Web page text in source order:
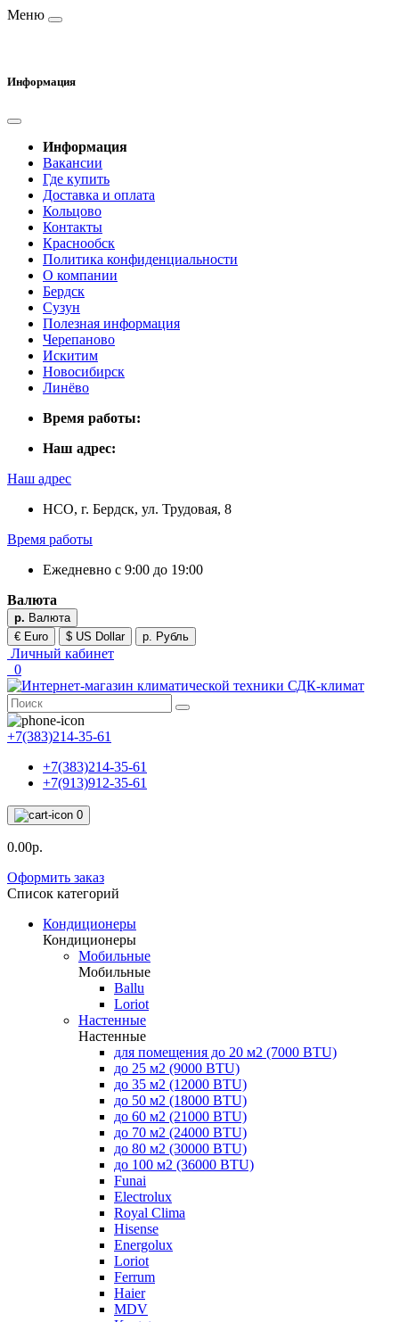
Меню
Информация
Информация
Вакансии
Где купить
Доставка и оплата
Кольцово
Контакты
Краснообск
Политика конфиденциальности
О компании
Бердск
Сузун
Полезная информация
Черепаново
Искитим
Новосибирск
Линёво
Время работы:
Наш адрес:
Наш адрес
НСО, г. Бердск, ул. Трудовая, 8
Время работы
Ежедневно с 9:00 до 19:00
Валюта
р. Валюта
€ Euro
$ US Dollar р. Рубль
Личный кабинет
0
+7(383)214-35-61
+7(383)214-35-61
+7(913)912-35-61
0
0.00р.
Оформить заказ
Список категорий
Кондиционеры
Кондиционеры
Мобильные
Мобильные
Ballu
Loriot
Настенные
Настенные
для помещения до 20 м2 (7000 BTU)
до 25 м2 (9000 BTU)
до 35 м2 (12000 BTU)
до 50 м2 (18000 BTU)
до 60 м2 (21000 BTU)
до 70 м2 (24000 BTU)
до 80 м2 (30000 BTU)
до 100 м2 (36000 BTU)
Funai
Electrolux
Royal Clima
Hisense
Energolux
Loriot
Ferrum
Haier
MDV